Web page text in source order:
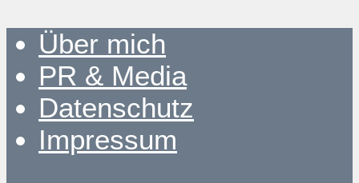
Über mich
PR & Media
Datenschutz
Impressum